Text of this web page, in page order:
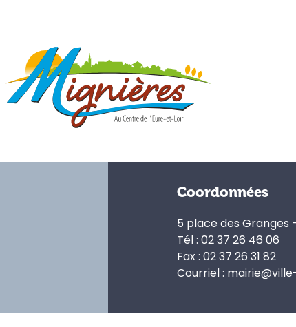
Coordonnées
5 place des Granges
Tél : 02 37 26 46 06
Fax : 02 37 26 31 82
Courriel :